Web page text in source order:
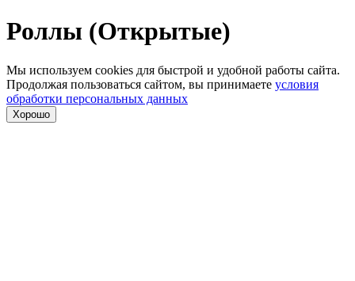
Роллы (Открытые)
Мы используем cookies для быстрой и удобной работы сайта.
Продолжая пользоваться сайтом, вы принимаете условия
обработки персональных данных
Хорошо